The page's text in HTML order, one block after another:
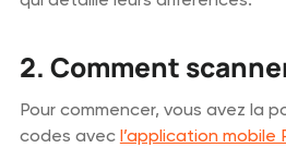
2. Comment
Pour commencer, vous avez la
codes avec l’application mobile